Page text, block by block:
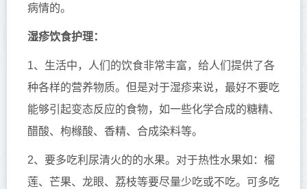
病情的。
湿疹饮食护理：
1、生活中，人们的饮食非常丰富，给人们提供了各
种各样的营养物质。但是对于湿疹来说，最好不要吃
能够引起变态反应的食物，如一些化学合成的糖精、
醋酸、枸橼酸、香精、合成染料等。
2、要多吃利尿清火的的水果。对于热性水果如：榴
莲、芒果、龙眼、荔枝等要尽量少吃或不吃。可多吃